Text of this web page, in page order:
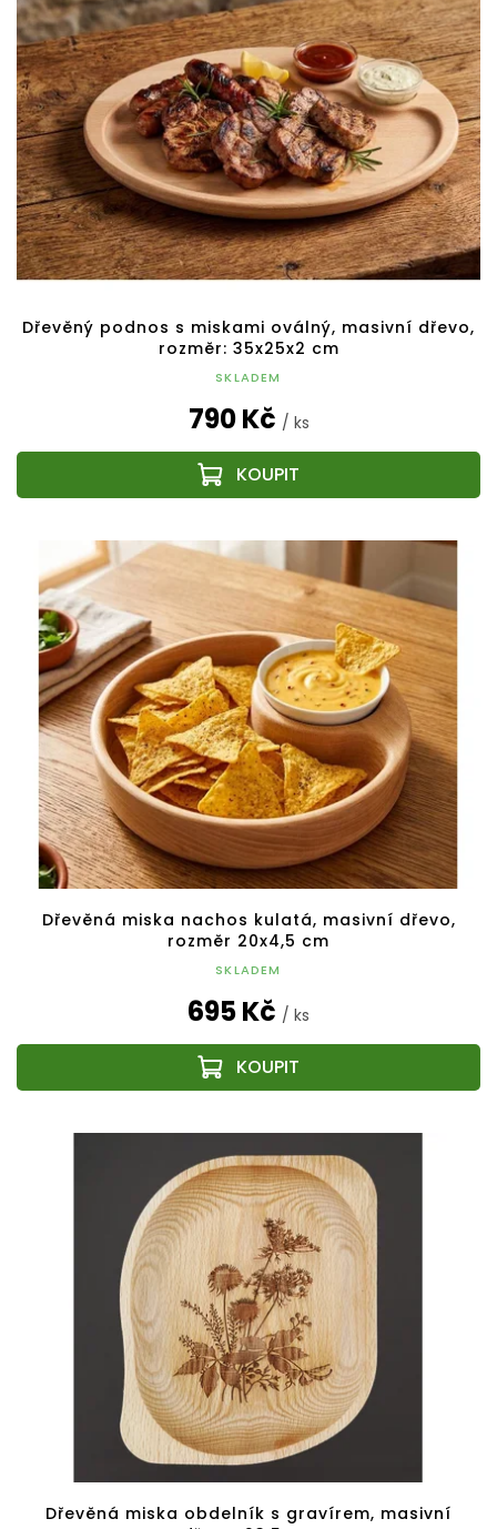
Dřevěný podnos s miskami oválný, masivní dřevo,
rozměr: 35x25x2 cm
SKLADEM
790 Kč / ks
Dřevěná miska nachos kulatá, masivní dřevo,
rozměr 20x4,5 cm
SKLADEM
695 Kč / ks
Dřevěná miska obdelník s gravírem, masivní